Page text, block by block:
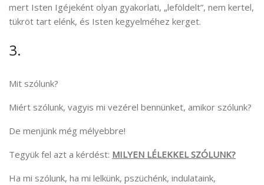
mert Isten Igéjeként olyan gyakorlati, „leföldelt”, nem kertel,
tükröt tart elénk, és Isten kegyelméhez kerget.
3.
Mit szólunk?
Miért szólunk, vagyis mi vezérel bennünket, amikor szólunk?
De menjünk még mélyebbre!
Tegyük fel azt a kérdést: MILYEN LÉLEKKEL SZÓLUNK?
Ha mi szólunk, ha mi lelkünk, pszüchénk, indulataink,